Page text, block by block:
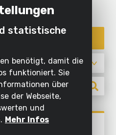
Wasser
Aufpumpen
und
ablassen
Pumpen
statistische
benötigt, damit die
funktioniert. Sie
über
der Webseite,
und
Mehr Infos